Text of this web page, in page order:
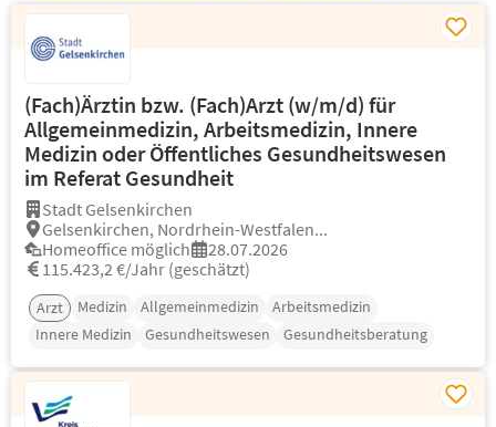
(Fach)Ärztin bzw. (Fach)Arzt (w/m/d) für
Allgemeinmedizin, Arbeitsmedizin, Innere
Medizin oder Öffentliches Gesundheitswesen
im Referat Gesundheit
Stadt Gelsenkirchen
Gelsenkirchen, Nordrhein-Westfalen...
Homeoffice möglich
28.07.2026
115.423,2 €/Jahr (geschätzt)
Arzt Medizin Allgemeinmedizin
Arbeitsmedizin
Innere Medizin
Gesundheitswesen Gesundheitsberatung